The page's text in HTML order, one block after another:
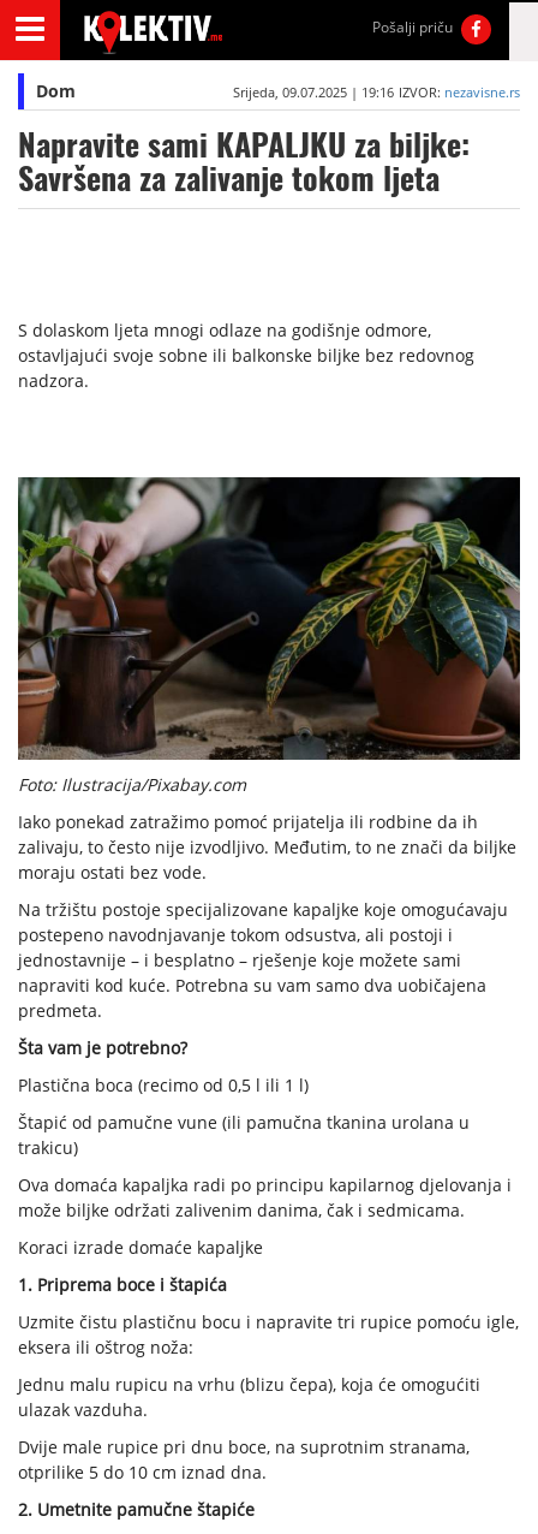
Pošalji priču
Dom Srijeda, 09.07.2025 | 19:16 IZVOR: nezavisne.rs
Napravite sami KAPALJKU za biljke:
Savršena za zalivanje tokom ljeta
S dolaskom ljeta mnogi odlaze na godišnje odmore,
ostavljajući svoje sobne ili balkonske biljke bez redovnog
nadzora.
Foto: Ilustracija/Pixabay.com
Iako ponekad zatražimo pomoć prijatelja ili rodbine da ih
zalivaju, to često nije izvodljivo. Međutim, to ne znači da biljke
moraju ostati bez vode.
Na tržištu postoje specijalizovane kapaljke koje omogućavaju
postepeno navodnjavanje tokom odsustva, ali postoji i
jednostavnije – i besplatno – rješenje koje možete sami
napraviti kod kuće. Potrebna su vam samo dva uobičajena
predmeta.
Šta vam je potrebno?
Plastična boca (recimo od 0,5 l ili 1 l)
Štapić od pamučne vune (ili pamučna tkanina urolana u
trakicu)
Ova domaća kapaljka radi po principu kapilarnog djelovanja i
može biljke održati zalivenim danima, čak i sedmicama.
Koraci izrade domaće kapaljke
1. Priprema boce i štapića
Uzmite čistu plastičnu bocu i napravite tri rupice pomoću igle,
eksera ili oštrog noža:
Jednu malu rupicu na vrhu (blizu čepa), koja će omogućiti
ulazak vazduha.
Dvije male rupice pri dnu boce, na suprotnim stranama,
otprilike 5 do 10 cm iznad dna.
2. Umetnite pamučne štapiće